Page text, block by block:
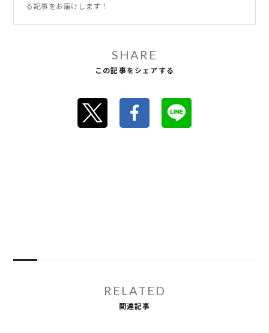
る記事をお届けします！
SHARE
この記事をシェアする
RELATED
関連記事